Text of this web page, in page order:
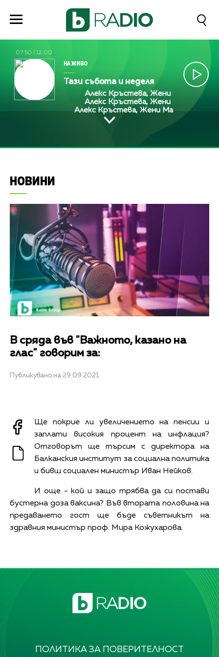
07:50 12:00
НА ЖИВО
Тази събота и неделя
Алекс Кръстева, Жени Марчева и
Алекс Кръстева, Жени Марчева и
Алекс Кръстева, Жени Марчева и
НОВИНИ
В сряда във "Важното, казано на
глас" говорим за:
Публикувано на 29.09.2021
Ще покрие ли увеличението на пенсии и
заплати високия процент на инфлация?
Отговорът ще търсим с директора на
Балканския институт за социална политика
и бивш социален министър Иван Нейков.
И още - кой и защо трябва да си постави
бустерна доза ваксина? Във втората половина на
предаването гост ще бъде съветникът на
здравния министър проф. Мира Кожухарова.
ПОЛИТИКА ЗА ПОВЕРИТЕЛНОСТ